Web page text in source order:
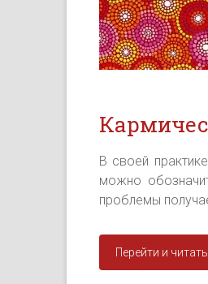
В своей
можно
проблемы
Перейти и